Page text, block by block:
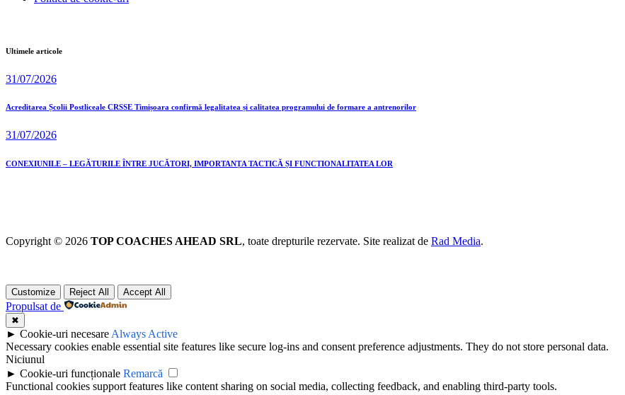
Ultimele articole
31/07/2026
Acreditarea Școlii Postliceale CRSSE Timișoara confirmă legalitatea și calitatea programului de formare a antrenorilor
31/07/2026
CONEXIUNILE – LEGĂTURILE ÎNTRE JUCĂTORI, IMPORTANȚA TACTICĂ ȘI FUNCȚIONALITATEA LOR
Copyright © 2026 TOP COACHES AHEAD SRL, toate drepturile rezervate. Site realizat de Rad Media.
Customize Reject All Accept All
Propulsat de
✖
► Cookie-uri necesare Always Active
Necessary cookies enable essential site features like secure log-ins and consent preference adjustments. They do not store personal data.
Niciunul
► Cookie-uri funcționale Remarcă
Functional cookies support features like content sharing on social media, collecting feedback, and enabling third-party tools.